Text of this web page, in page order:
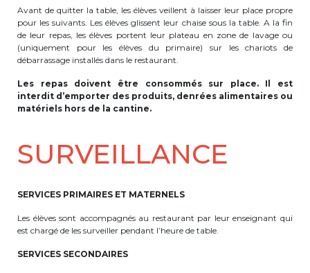
Avant de quitter la table, les élèves veillent à laisser leur place propre
pour les suivants. Les élèves glissent leur chaise sous la table. A la fin
de leur repas, les élèves portent leur plateau en zone de lavage ou
(uniquement pour les élèves du primaire) sur les chariots de
débarrassage installés dans le restaurant.
Les repas doivent être consommés sur place. Il est
interdit d’emporter des produits, denrées alimentaires ou
matériels hors de la cantine.
SURVEILLANCE
SERVICES PRIMAIRES ET MATERNELS
Les élèves sont accompagnés au restaurant par leur enseignant qui
est chargé de les surveiller pendant l’heure de table.
SERVICES SECONDAIRES